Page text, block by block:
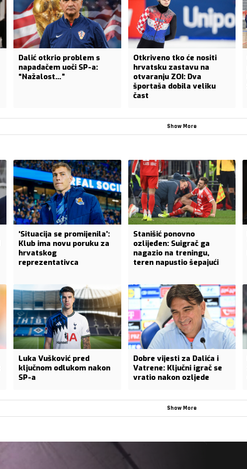
Dalić otkrio problem s
napadačem uoči SP-a:
“Nažalost…”
Otkriveno tko će nositi
hrvatsku zastavu na
otvaranju ZOI: Dva
športaša dobila veliku
čast
Show More
‘Situacija se promijenila’:
Klub ima novu poruku za
hrvatskog
reprezentativca
Stanišić ponovno
ozlijeđen: Suigrač ga
nagazio na treningu,
teren napustio šepajući
Luka Vušković pred
ključnom odlukom nakon
SP-a
Dobre vijesti za Dalića i
Vatrene: Ključni igrač se
vratio nakon ozljede
Show More